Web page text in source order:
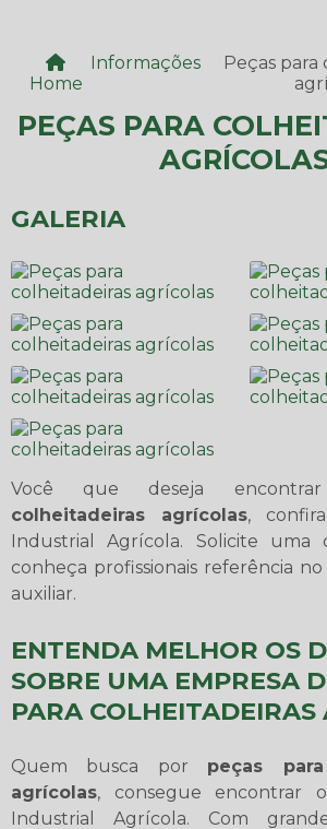
Home
Informações
Peças
PEÇAS PARA
GALERIA
Você que deseja
colheitadeiras agrícolas,
Industrial Agrícola. Solicite uma
conheça profissionais referência
auxiliar.
ENTENDA MELHOR OS
SOBRE UMA EMPRESA
PARA COLHEITADEIRAS
Quem busca por peças
agrícolas, consegue encontrar
Industrial Agrícola. Com